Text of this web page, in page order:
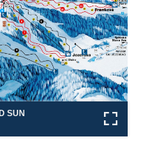
5
6
7
8
9 10
11
❌
❌
❌
❌
❌
SUN